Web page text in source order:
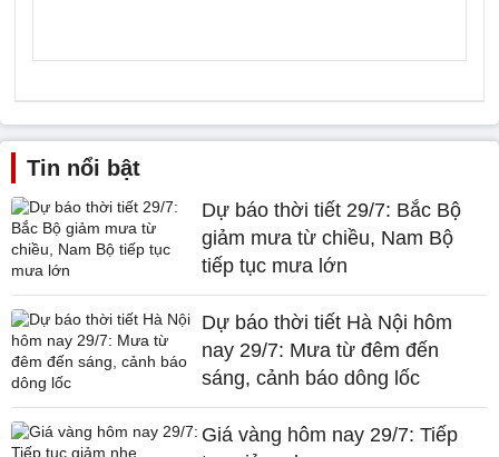
Tin nổi bật
Dự báo thời tiết 29/7: Bắc Bộ
giảm mưa từ chiều, Nam Bộ
tiếp tục mưa lớn
Dự báo thời tiết Hà Nội hôm
nay 29/7: Mưa từ đêm đến
sáng, cảnh báo dông lốc
Giá vàng hôm nay 29/7: Tiếp